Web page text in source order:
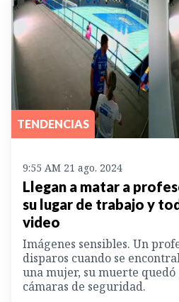
TENDENCIAS
9:55 AM 21 ago. 2024
Llegan a matar a
su lugar de trabajo y
video
Imágenes sensibles. Un
disparos cuando se
una mujer, su muerte
cámaras de seguridad.